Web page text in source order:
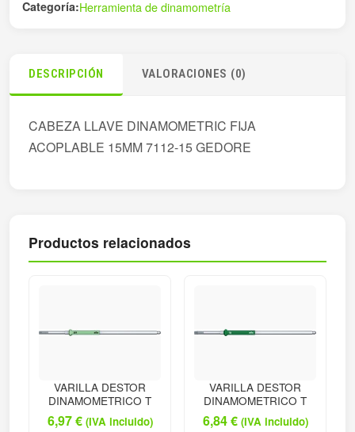
Categoría:Herramienta de dinamometría
DESCRIPCIÓN VALORACIONES (0)
CABEZA LLAVE DINAMOMETRIC FIJA
ACOPLABLE 15MM 7112-15 GEDORE
Productos relacionados
VARILLA DESTOR
DINAMOMETRICO T
6,97€ (IVA incluido)
VARILLA DESTOR
DINAMOMETRICO T
6,84€ (IVA incluido)